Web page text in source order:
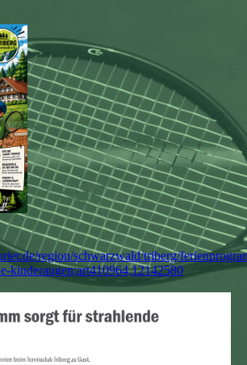
region/schwarzwald/triberg/
kinderaugen;art410964,12142580